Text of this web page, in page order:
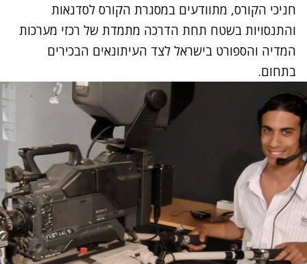
חניכי הקורס, מתוודעים במסגרת הקורס לסדנאות
והתנסויות בשטח תחת הדרכה מתמדת של רכזי מערכות
המדיה והספורט בישראל לצד העיתונאים הבכירים
בתחום.